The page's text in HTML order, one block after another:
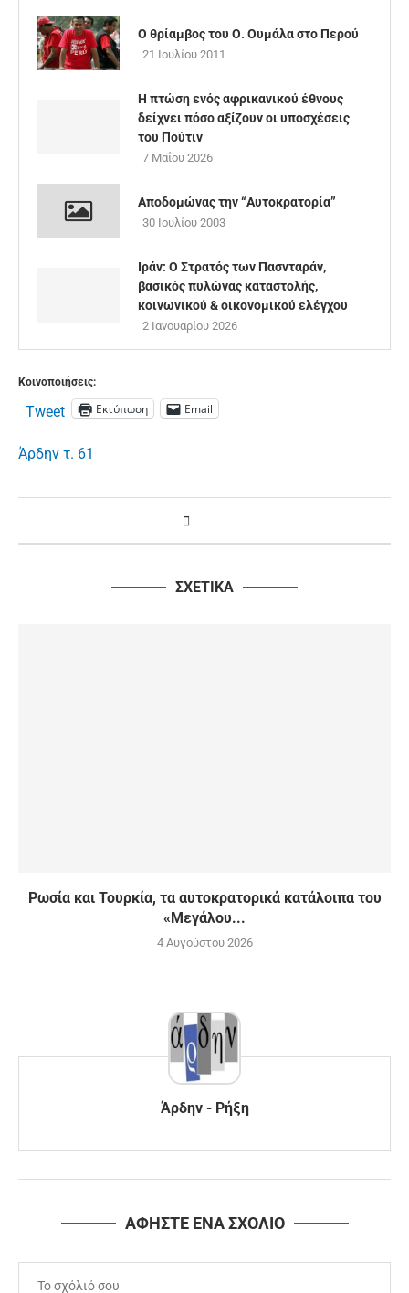
Ο θρίαμβος του Ο. Ουμάλα στο Περού
21 Ιουλίου 2011
Η πτώση ενός αφρικανικού έθνους
δείχνει πόσο αξίζουν οι υποσχέσεις
του Πούτιν
7 Μαΐου 2026
Αποδομώνας την “Αυτοκρατορία”
30 Ιουλίου 2003
Ιράν: Ο Στρατός των Πασνταράν,
βασικός πυλώνας καταστολής,
κοινωνικού & οικονομικού ελέγχου
2 Ιανουαρίου 2026
Κοινοποιήσεις:
Tweet Εκτύπωση Email
Άρδην τ. 61
ΣΧΕΤΙΚΑ
Ρωσία και Τουρκία, τα αυτοκρατορικά κατάλοιπα του
«Μεγάλου...
4 Αυγούστου 2026
Άρδην - Ρήξη
ΑΦΗΣΤΕ ΕΝΑ ΣΧΟΛΙΟ